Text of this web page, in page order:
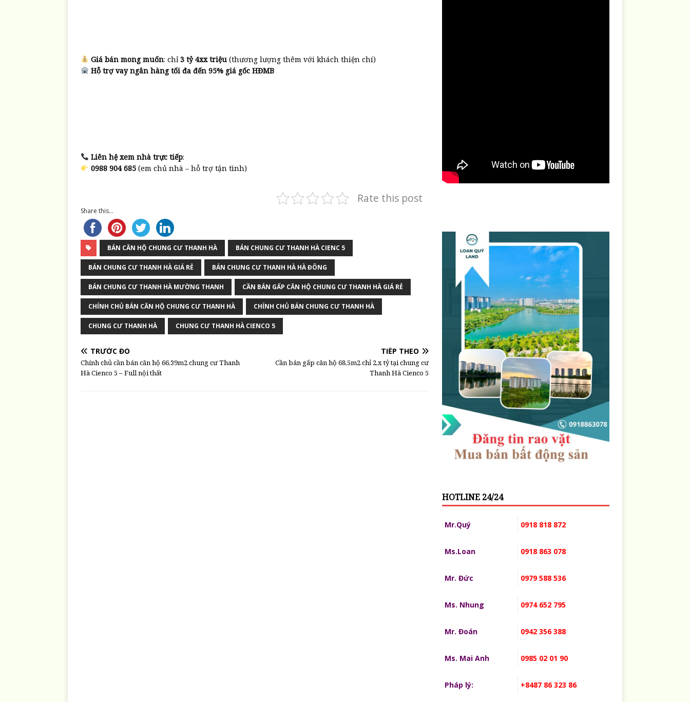
Giá bán mong muốn: chỉ3 tỷ 4xx triệu(thương lượng thêm với khách thiện chí)
Hỗ trợ vay ngân hàng tối đa đến 95% giá gốc HĐMB
Liên hệ xem nhà trực tiếp:
0988 904 685(em chủ nhà – hỗ trợ tận tình)
Rate this post
Share this...
BÁN CĂN HỘ CHUNG CƯ THANH HÀ BÁN CHUNG CƯ THANH HÀ CIENC 5
BÁN CHUNG CƯ THANH HÀ GIÁ RẺ BÁN CHUNG CƯ THANH HÀ HÀ ĐÔNG
BÁN CHUNG CƯ THANH HÀ MƯỜNG THANH CẦN BÁN GẤP CĂN HỘ CHUNG CƯ THANH HÀ GIÁ RẺ
CHÍNH CHỦ BÁN CĂN HỘ CHUNG CƯ THANH HÀ CHÍNH CHỦ BÁN CHUNG CƯ THANH HÀ
CHUNG CƯ THANH HÀ CHUNG CƯ THANH HÀ CIENCO 5
TRƯỚC ĐÓ
Chính chủ cần bán căn hộ 66,39m2 chung cư Thanh
Hà Cienco 5 – Full nội thất
TIẾP THEO
Cần bán gấp căn hộ 68,5m2 chỉ 2,x tỷ tại chung cư
Thanh Hà Cienco 5
HOTLINE 24/24
Mr.Quý 0918 818 872
Ms.Loan 0918 863 078
Mr. Đức 0979 588 536
Ms. Nhung 0974 652 795
Mr. Đoán 0942 356 388
Ms. Mai Anh 0985 02 01 90
Pháp lý: +8487 86 323 86